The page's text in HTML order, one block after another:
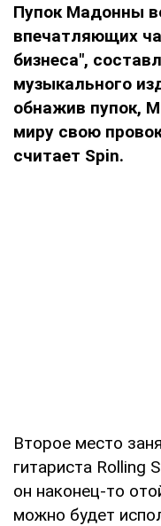
Пупок Мадонны
впечатляющих
бизнеса",
музыкального
обнажив пупок,
миру свою
считает Spin.
Второе место
гитариста Rolling
он наконец-то
можно будет